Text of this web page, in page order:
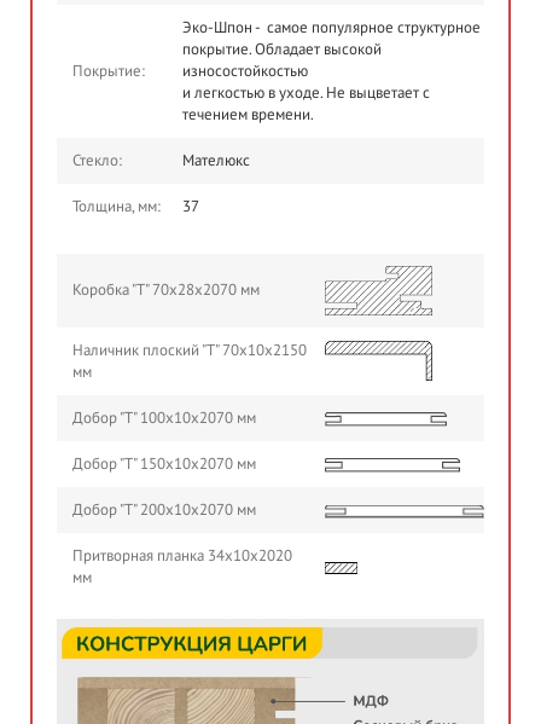
Покрытие:
Эко-Шпон - самое популярное структурное
покрытие. Обладает высокой
износостойкостью
и легкостью в уходе. Не выцветает с
течением времени.
Стекло: Мателюкс
Толщина, мм: 37
Коробка "Т" 70х28х2070 мм
Наличник плоский "Т" 70х10х2150
мм
Добор "Т" 100х10х2070 мм
Добор "Т" 150х10х2070 мм
Добор "Т" 200х10х2070 мм
Притворная планка 34х10х2020
мм